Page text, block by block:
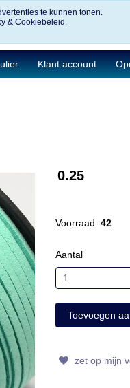
Klant account
0.25
Voorraad: 42
Aantal
zet op mijn
te kunnen tonen.
& Cookiebeleid.